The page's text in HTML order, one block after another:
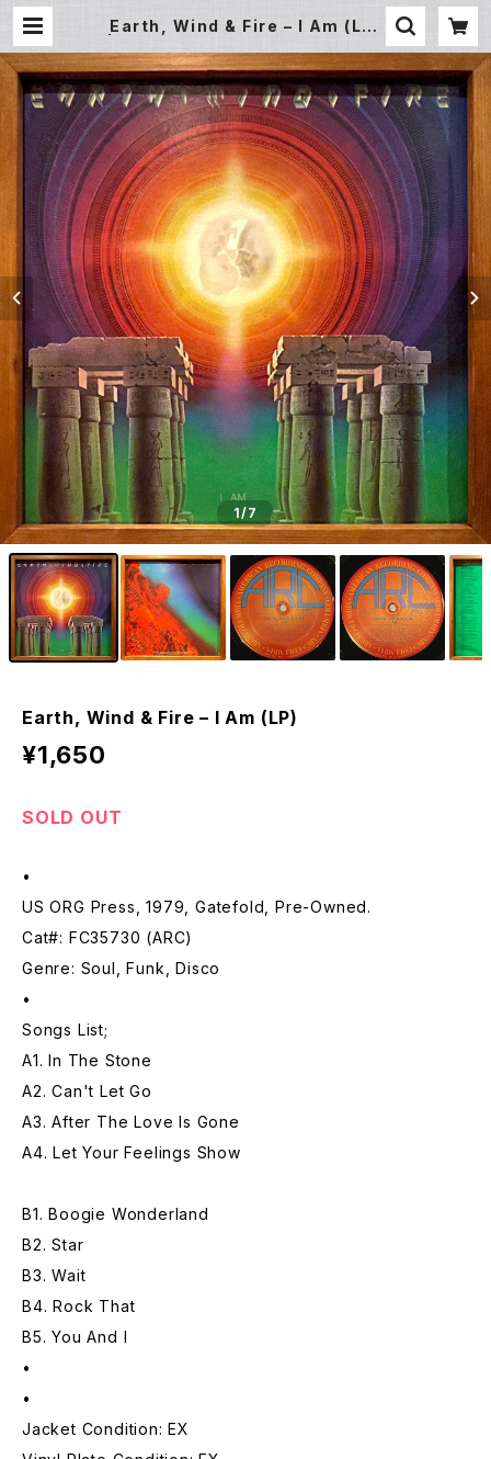
Earth, Wind & Fire – I Am (LP)
Store
1/7
Earth, Wind & Fire – I Am (LP)
¥1,650
SOLD OUT
•
US ORG Press, 1979, Gatefold, Pre-Owned.
Cat#: FC35730 (ARC)
Genre: Soul, Funk, Disco
•
Songs List;
A1. In The Stone
A2. Can't Let Go
A3. After The Love Is Gone
A4. Let Your Feelings Show
B1. Boogie Wonderland
B2. Star
B3. Wait
B4. Rock That
B5. You And I
•
•
Jacket Condition: EX